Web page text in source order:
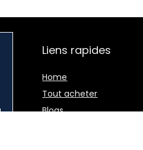
Liens rapides
Home
Tout acheter
Blogs